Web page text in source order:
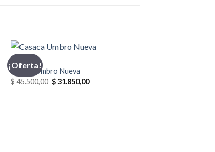
¡Oferta!
CASACA
Casaca Umbro Nueva
$45.500,00 El
precio
$31.850,00El